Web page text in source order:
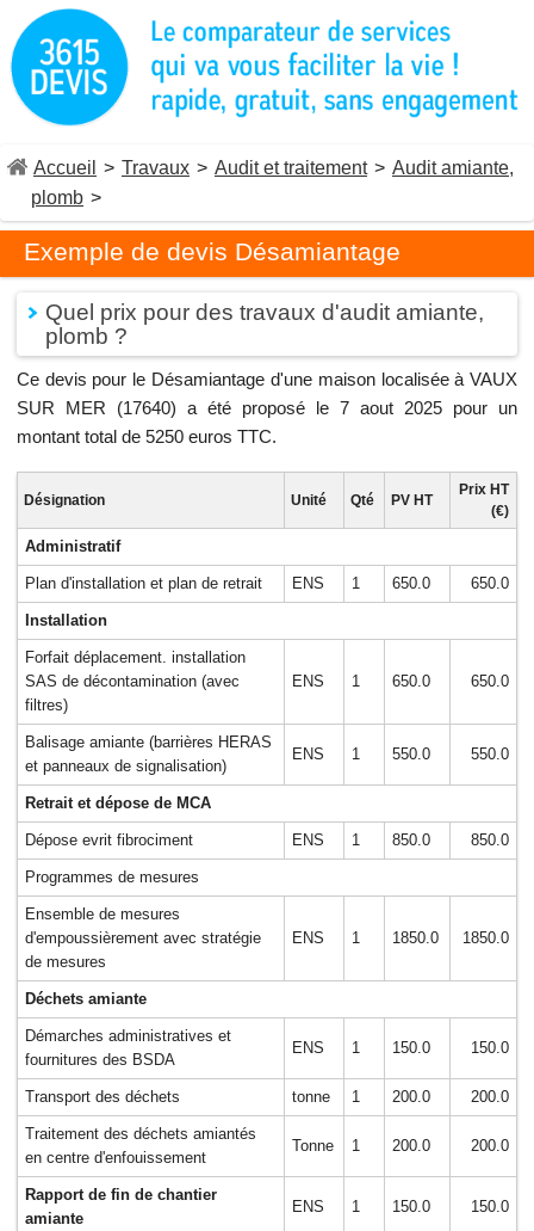
Accueil > Travaux > Audit et traitement > Audit amiante,
plomb >
Exemple de devis Désamiantage
Quel prix pour des travaux d'audit amiante,
plomb ?
Ce devis pour le Désamiantage d'une maison localisée à VAUX
SUR MER (17640) a été proposé le 7 aout 2025 pour un
montant total de 5250 euros TTC.
Désignation Unité Qté PV HT
Prix HT
(€)
Administratif
Plan d'installation et plan de retrait ENS 1 650.0 650.0
Installation
Forfait déplacement. installation
SAS de décontamination (avec
filtres)
ENS 1 650.0 650.0
Balisage amiante (barrières HERAS
et panneaux de signalisation)
ENS 1 550.0 550.0
Retrait et dépose de MCA
Dépose evrit fibrociment ENS 1 850.0 850.0
Programmes de mesures
Ensemble de mesures
d'empoussièrement avec stratégie
de mesures
ENS 1 1850.0 1850.0
Déchets amiante
Démarches administratives et
fournitures des BSDA
ENS 1 150.0 150.0
Transport des déchets tonne 1 200.0 200.0
Traitement des déchets amiantés
en centre d'enfouissement
Tonne 1 200.0 200.0
Rapport de fin de chantier
amiante
ENS 1 150.0 150.0